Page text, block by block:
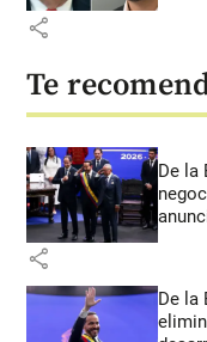
share
Te
De la
share
De la